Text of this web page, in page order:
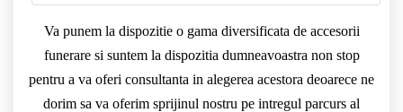
Va punem la dispozitie o gama diversificata de accesorii
funerare si suntem la dispozitia dumneavoastra non stop
pentru a va oferi consultanta in alegerea acestora deoarece ne
dorim sa va oferim sprijinul nostru pe intregul parcurs al